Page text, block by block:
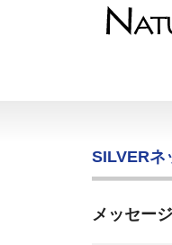
SILVERネ
メッセー